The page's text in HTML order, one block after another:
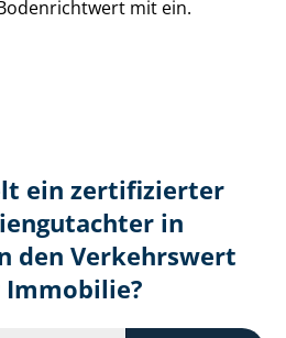
mit ein.
ein zertifizierter
in
den Verkehrswert
Immobilie?